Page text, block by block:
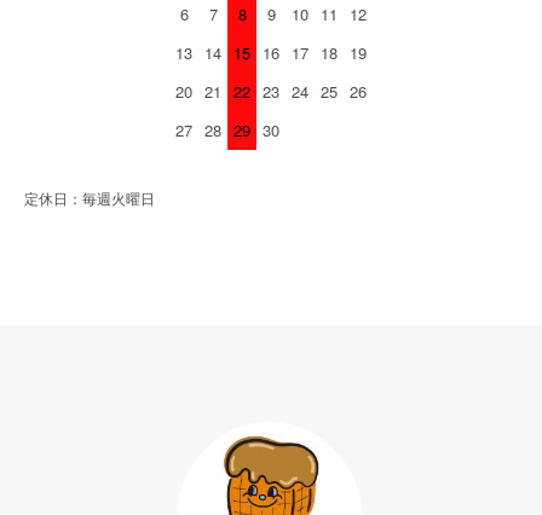
6
7 8 9 10 11
12
13 14 15 16 17 18 19
20 21 22 23 24 25 26
27 28 29 30
定休日：毎週火曜日